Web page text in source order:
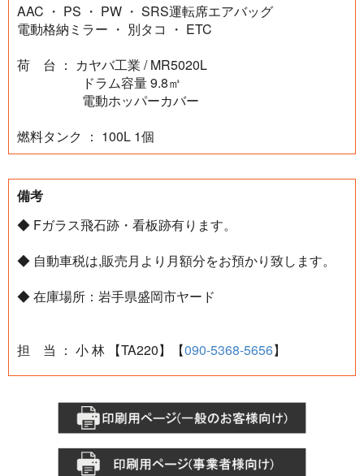
AAC ・ PS ・ PW ・ SRS運転席エアバッグ
電動格納ミラー ・ 別タコ ・ ETC
荷 台 ： カヤバ工業 / MR5020L
ドラム容量 9.8㎥
電動ホッパーカバー
燃料タンク ： 100L 1個
備考
◆ Fガラス飛石跡・看板跡有ります。
◆ 自動車税は,販売月より月額分をお預かり致します。
◆ 在庫場所：岩手県盛岡市ヤード
担 当 ： 小 林 【TA220】【090-5368-5656】